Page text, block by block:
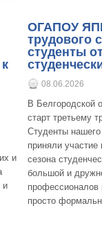
и
и
ОГАПОУ
трудового
студенты
08.06.2026
В Белгородской
старт третьему
Студенты
приняли участие
сезона
большой и
профессионалов
просто